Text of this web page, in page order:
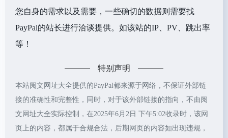
您自身的需求以及需要，一些确切的数据则需要找
PayPal的站长进行洽谈提供。如该站的IP、PV、跳出率
等！
特别声明
本站阅文网址大全提供的PayPal都来源于网络，不保证外部链
接的准确性和完整性，同时，对于该外部链接的指向，不由阅
文网址大全实际控制，在2025年6月2日 下午5:02收录时，该网
页上的内容，都属于合规合法，后期网页的内容如出现违规，